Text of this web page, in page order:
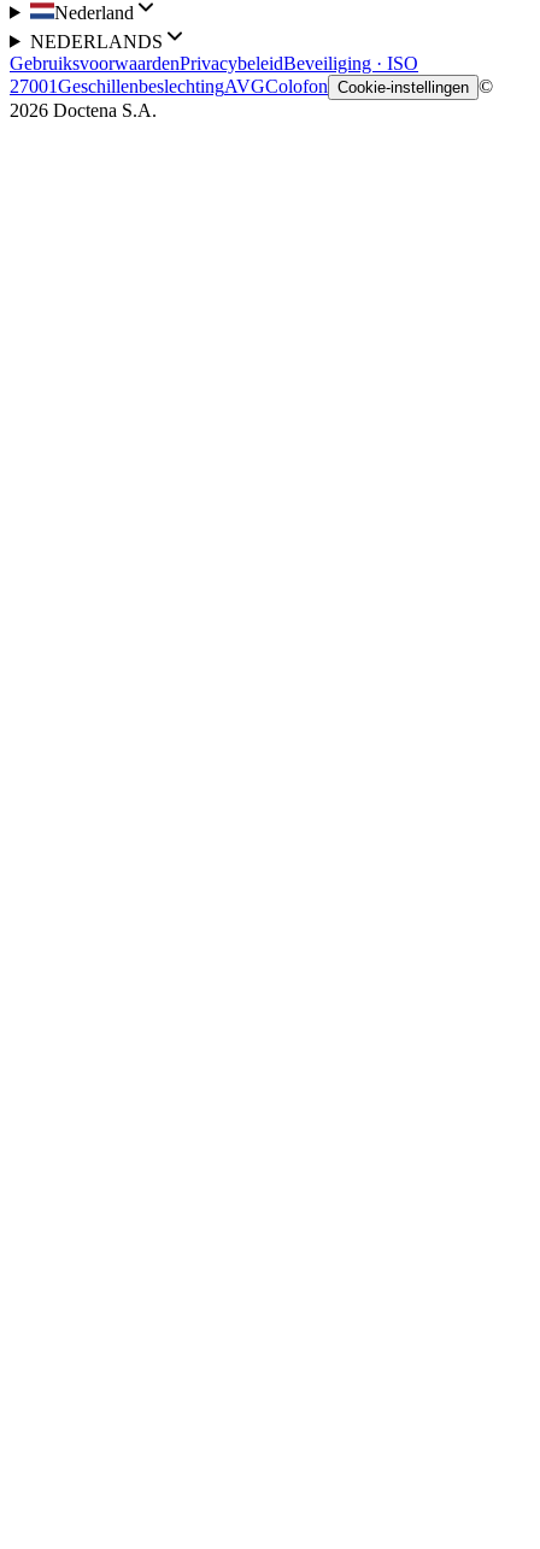
Nederland
NEDERLANDS
GebruiksvoorwaardenPrivacybeleidBeveiliging · ISO
27001GeschillenbeslechtingAVGColofon Cookie-instellingen ©
2026 Doctena S.A.